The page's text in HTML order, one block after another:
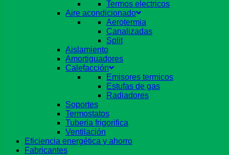
Termos electricos
Aire acondicionado
Aerotermia
Canalizadas
Split
Aislamiento
Amortiguadores
Calefacción
Emisores termicos
Estufas de gas
Radiadores
Soportes
Termostatos
Tuberia frigorifica
Ventilación
Eficiencia energética y ahorro
Fabricantes